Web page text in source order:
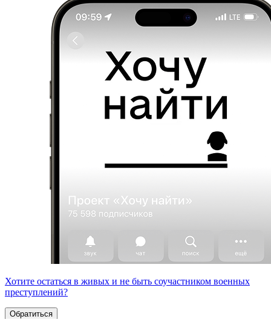
Хотите остаться в живых и не быть соучастником военных
преступлений?
Обратиться